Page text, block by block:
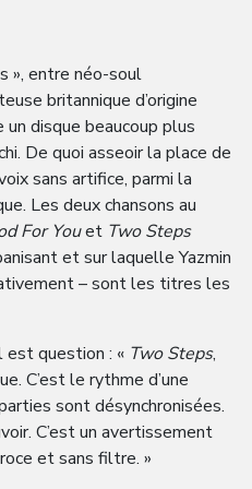
», entre néo-soul
britannique d’origine
un disque beaucoup plus
De quoi asseoir la place de
sans artifice, parmi la
Les deux chansons au
For Youet Two Steps
et sur laquelle Yazmin
– sont les titres les
est question : « Two Steps,
C’est le rythme d’une
sont désynchronisées.
C’est un avertissement
et sans filtre. »